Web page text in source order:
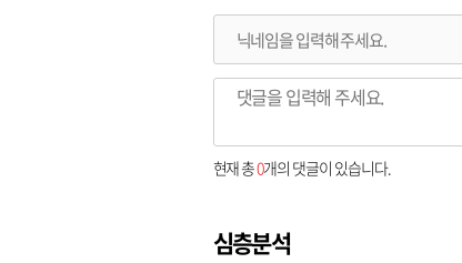
현재 총0개의 댓글이 있습니다.
심층분석